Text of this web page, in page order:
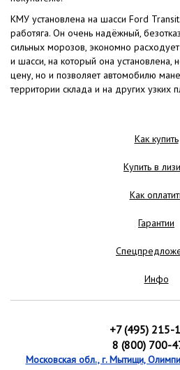
КМУ установлена на шасси Ford
работяга. Он очень надёжный,
сильных морозов, экономно
и шасси, на который она установлена,
цену, но и позволяет автомобилю
территории склада и на других узких
Как купить
Купить в
Как
Гарантии
Инфо
+7 (495) 215-
8 (800) 700-
Московская обл., г. Мытищи,